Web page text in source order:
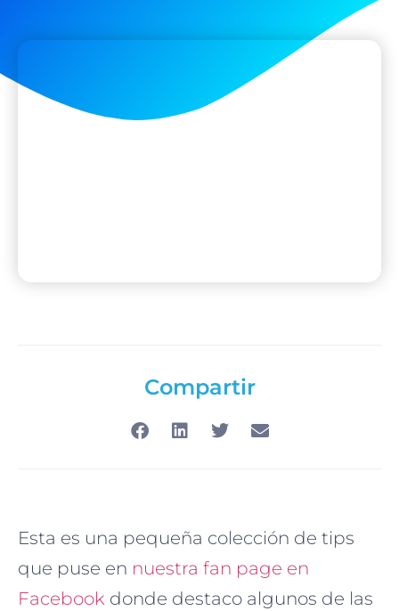
Compartir
Esta es una pequeña colección de tips
que puse en nuestra fan page en
Facebook donde destaco algunos de las